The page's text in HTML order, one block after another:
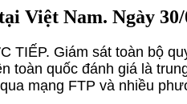
Việt Nam. Ngày 30/
TIẾP. Giám sát toàn bộ
toàn quốc đánh giá là
mạng FTP và nhiều